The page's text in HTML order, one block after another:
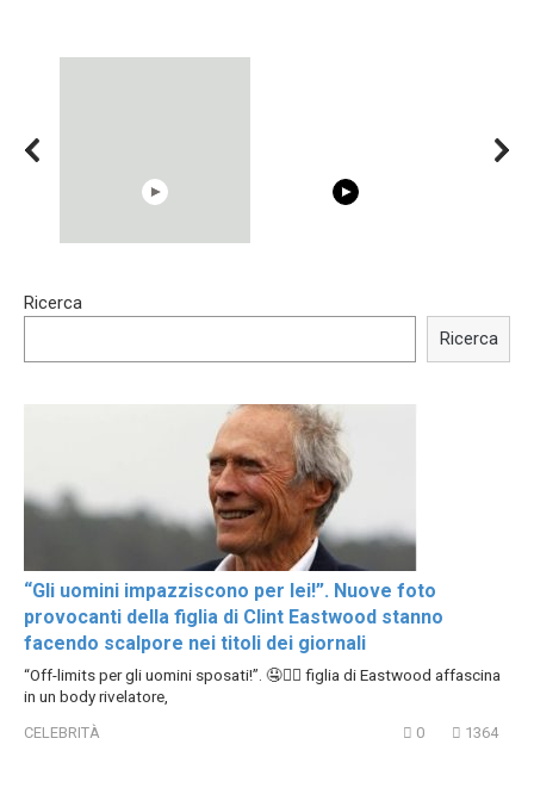
Shocking illusion - Pretty
Trying BOLLYWOOD
Ricerca
Ricerca
“Gli uomini impazziscono per lei!”. Nuove foto
provocanti della figlia di Clint Eastwood stanno
facendo scalpore nei titoli dei giornali
“Off-limits per gli uomini sposati!”. 🤤❤️‍🔥 figlia di Eastwood affascina
in un body rivelatore,
CELEBRITÀ 0 1364